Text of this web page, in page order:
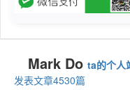
Mark Do ta的个人
发表文章4530篇